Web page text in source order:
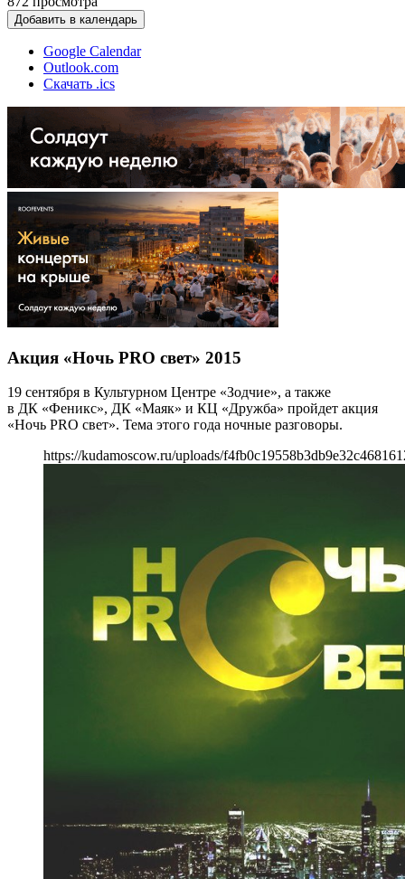
Добавить в календарь
Google Calendar
Outlook.com
Скачать .ics
Акция «Ночь PRO свет» 2015
19 сентября в Культурном Центре «Зодчие», а также
в ДК «Феникс», ДК «Маяк» и КЦ «Дружба» пройдет акция
«Ночь PRO свет». Тема этого года ночные разговоры.
https://kudamoscow.ru/uploads/